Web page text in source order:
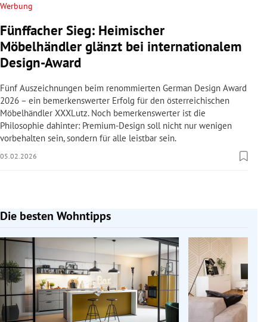
Werbung
Fünffacher Sieg: Heimischer
Möbelhändler glänzt bei internationalem
Design-Award
Fünf Auszeichnungen beim renommierten German Design Award
2026 – ein bemerkenswerter Erfolg für den österreichischen
Möbelhändler XXXLutz. Noch bemerkenswerter ist die
Philosophie dahinter: Premium-Design soll nicht nur wenigen
vorbehalten sein, sondern für alle leistbar sein.
05.02.2026
Die besten Wohntipps
Slide 1 von 10